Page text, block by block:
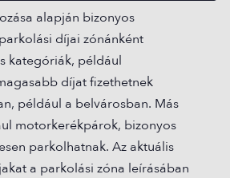
alapján bizonyos
díjai zónánként
kategóriák, például
díjat fizethetnek
például a belvárosban. Más
motorkerékpárok, bizonyos
parkolhatnak. Az aktuális
a parkolási zóna leírásában